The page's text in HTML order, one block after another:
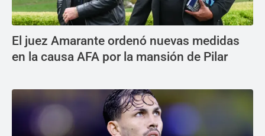
El juez Amarante ordenó nuevas medidas
en la causa AFA por la mansión de Pilar